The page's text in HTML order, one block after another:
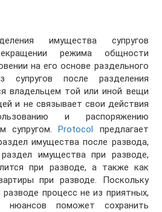
имущества супругов
режима общности
на его основе раздельного
после разделения
владельцем той или иной вещи
и не связывает свои действия
и распоряжению
супругом.Protocol предлагает
имущества после развода,
имущества при разводе,
при разводе, а также как
при разводе. Поскольку
процесс не из приятных,
нюансов поможет сохранить